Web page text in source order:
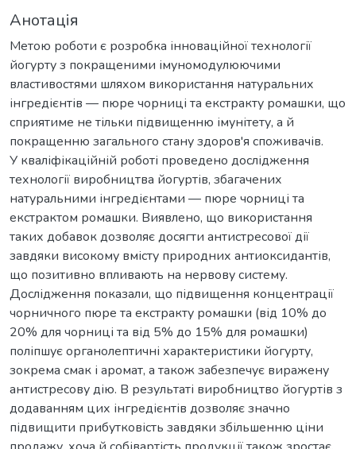
Анотація
Метою роботи є розробка інноваційної технології
йогурту з покращеними імуномодулюючими
властивостями шляхом використання натуральних
інгредієнтів — пюре чорниці та екстракту ромашки, що
сприятиме не тільки підвищенню імунітету, а й
покращенню загального стану здоров'я споживачів.
У кваліфікаційній роботі проведено дослідження
технології виробництва йогуртів, збагачених
натуральними інгредієнтами — пюре чорниці та
екстрактом ромашки. Виявлено, що використання
таких добавок дозволяє досягти антистресової дії
завдяки високому вмісту природних антиоксидантів,
що позитивно впливають на нервову систему.
Дослідження показали, що підвищення концентрації
чорничного пюре та екстракту ромашки (від 10% до
20% для чорниці та від 5% до 15% для ромашки)
поліпшує органолептичні характеристики йогурту,
зокрема смак і аромат, а також забезпечує виражену
антистресову дію. В результаті виробництво йогуртів з
додаванням цих інгредієнтів дозволяє значно
підвищити прибутковість завдяки збільшенню ціни